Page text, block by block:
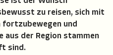
zu reisen, sich mit
und
aus der Region stammen
sind.